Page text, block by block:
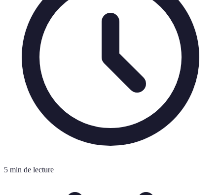
5 min de lecture